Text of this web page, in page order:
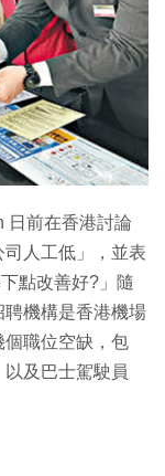
日前在香港討論
人工低」，並表
點改善好?」隨
機構是香港機場
職位空缺，包
及巴士駕駛員